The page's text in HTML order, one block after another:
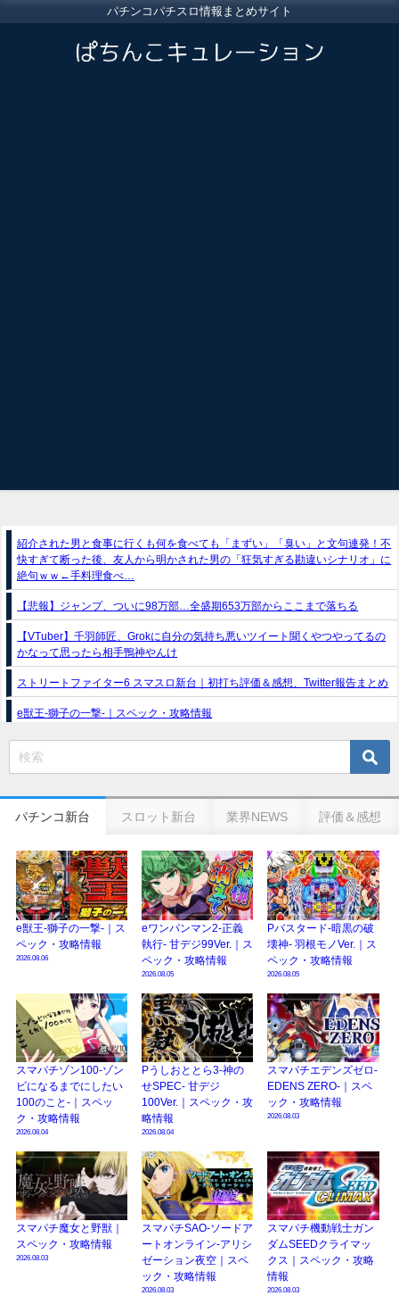
パチンコパチスロ情報まとめサイト
紹介された男と食事に行くも何を食べても「まずい」「臭い」と文句連発！不
快すぎて断った後、友人から明かされた男の「狂気すぎる勘違いシナリオ」に
絶句ｗｗ←手料理食べ…
【悲報】ジャンプ、ついに98万部…全盛期653万部からここまで落ちる
【VTuber】千羽師匠、Grokに自分の気持ち悪いツイート聞くやつやってるの
かなって思ったら相手鴨神やんけ
ストリートファイター6 スマスロ新台｜初打ち評価＆感想、Twitter報告まとめ
e獣王-獅子の一撃-｜スペック・攻略情報
スマスロトリプルクラウンX-300 ボーナストリガー搭載｜スペック・解析情報
新台パチンコ『e魔女と野獣』公式PV動画｜LT直行型399帯、運命分岐から上
eSAOアリシゼーション夜空『ファン試打会』感想＆画像報告まとめ｜金木犀
日遊協、ファン調査2025を発表｜使用金額中央値「1万円-3万円/1回」「遊技
歴20年以上が50％以上」等々…
【2025年】エイプリルフール話題（ネタ）まとめ｜ぱちんこパチスロ関連【4
月1日】
パチンコ新台 スロット新台 業界NEWS 評価＆感想
e獣王-獅子の一撃-｜ス
ペック・攻略情報
2026.08.06
eワンパンマン2-正義
執行- 甘デジ99Ver.｜ス
ペック・攻略情報
2026.08.05
Pバスタード-暗黒の破
壊神- 羽根モノVer.｜ス
ペック・攻略情報
2026.08.05
スマパチゾン100-ゾン
ビになるまでにしたい
100のこと-｜スペッ
ク・攻略情報
2026.08.04
Pうしおととら3-神の
せSPEC- 甘デジ
100Ver.｜スペック・攻
略情報
2026.08.04
スマパチエデンズゼロ-
EDENS ZERO-｜スペ
ック・攻略情報
2026.08.03
スマパチ魔女と野獣｜
スペック・攻略情報
2026.08.03
スマパチSAO-ソードア
ートオンライン-アリシ
ゼーション夜空｜スペ
ック・攻略情報
2026.08.03
スマパチ機動戦士ガン
ダムSEEDクライマッ
クス｜スペック・攻略
情報
2026.08.03